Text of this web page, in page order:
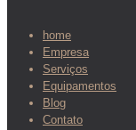
home
Empresa
Serviços
Equipamentos
Blog
Contato